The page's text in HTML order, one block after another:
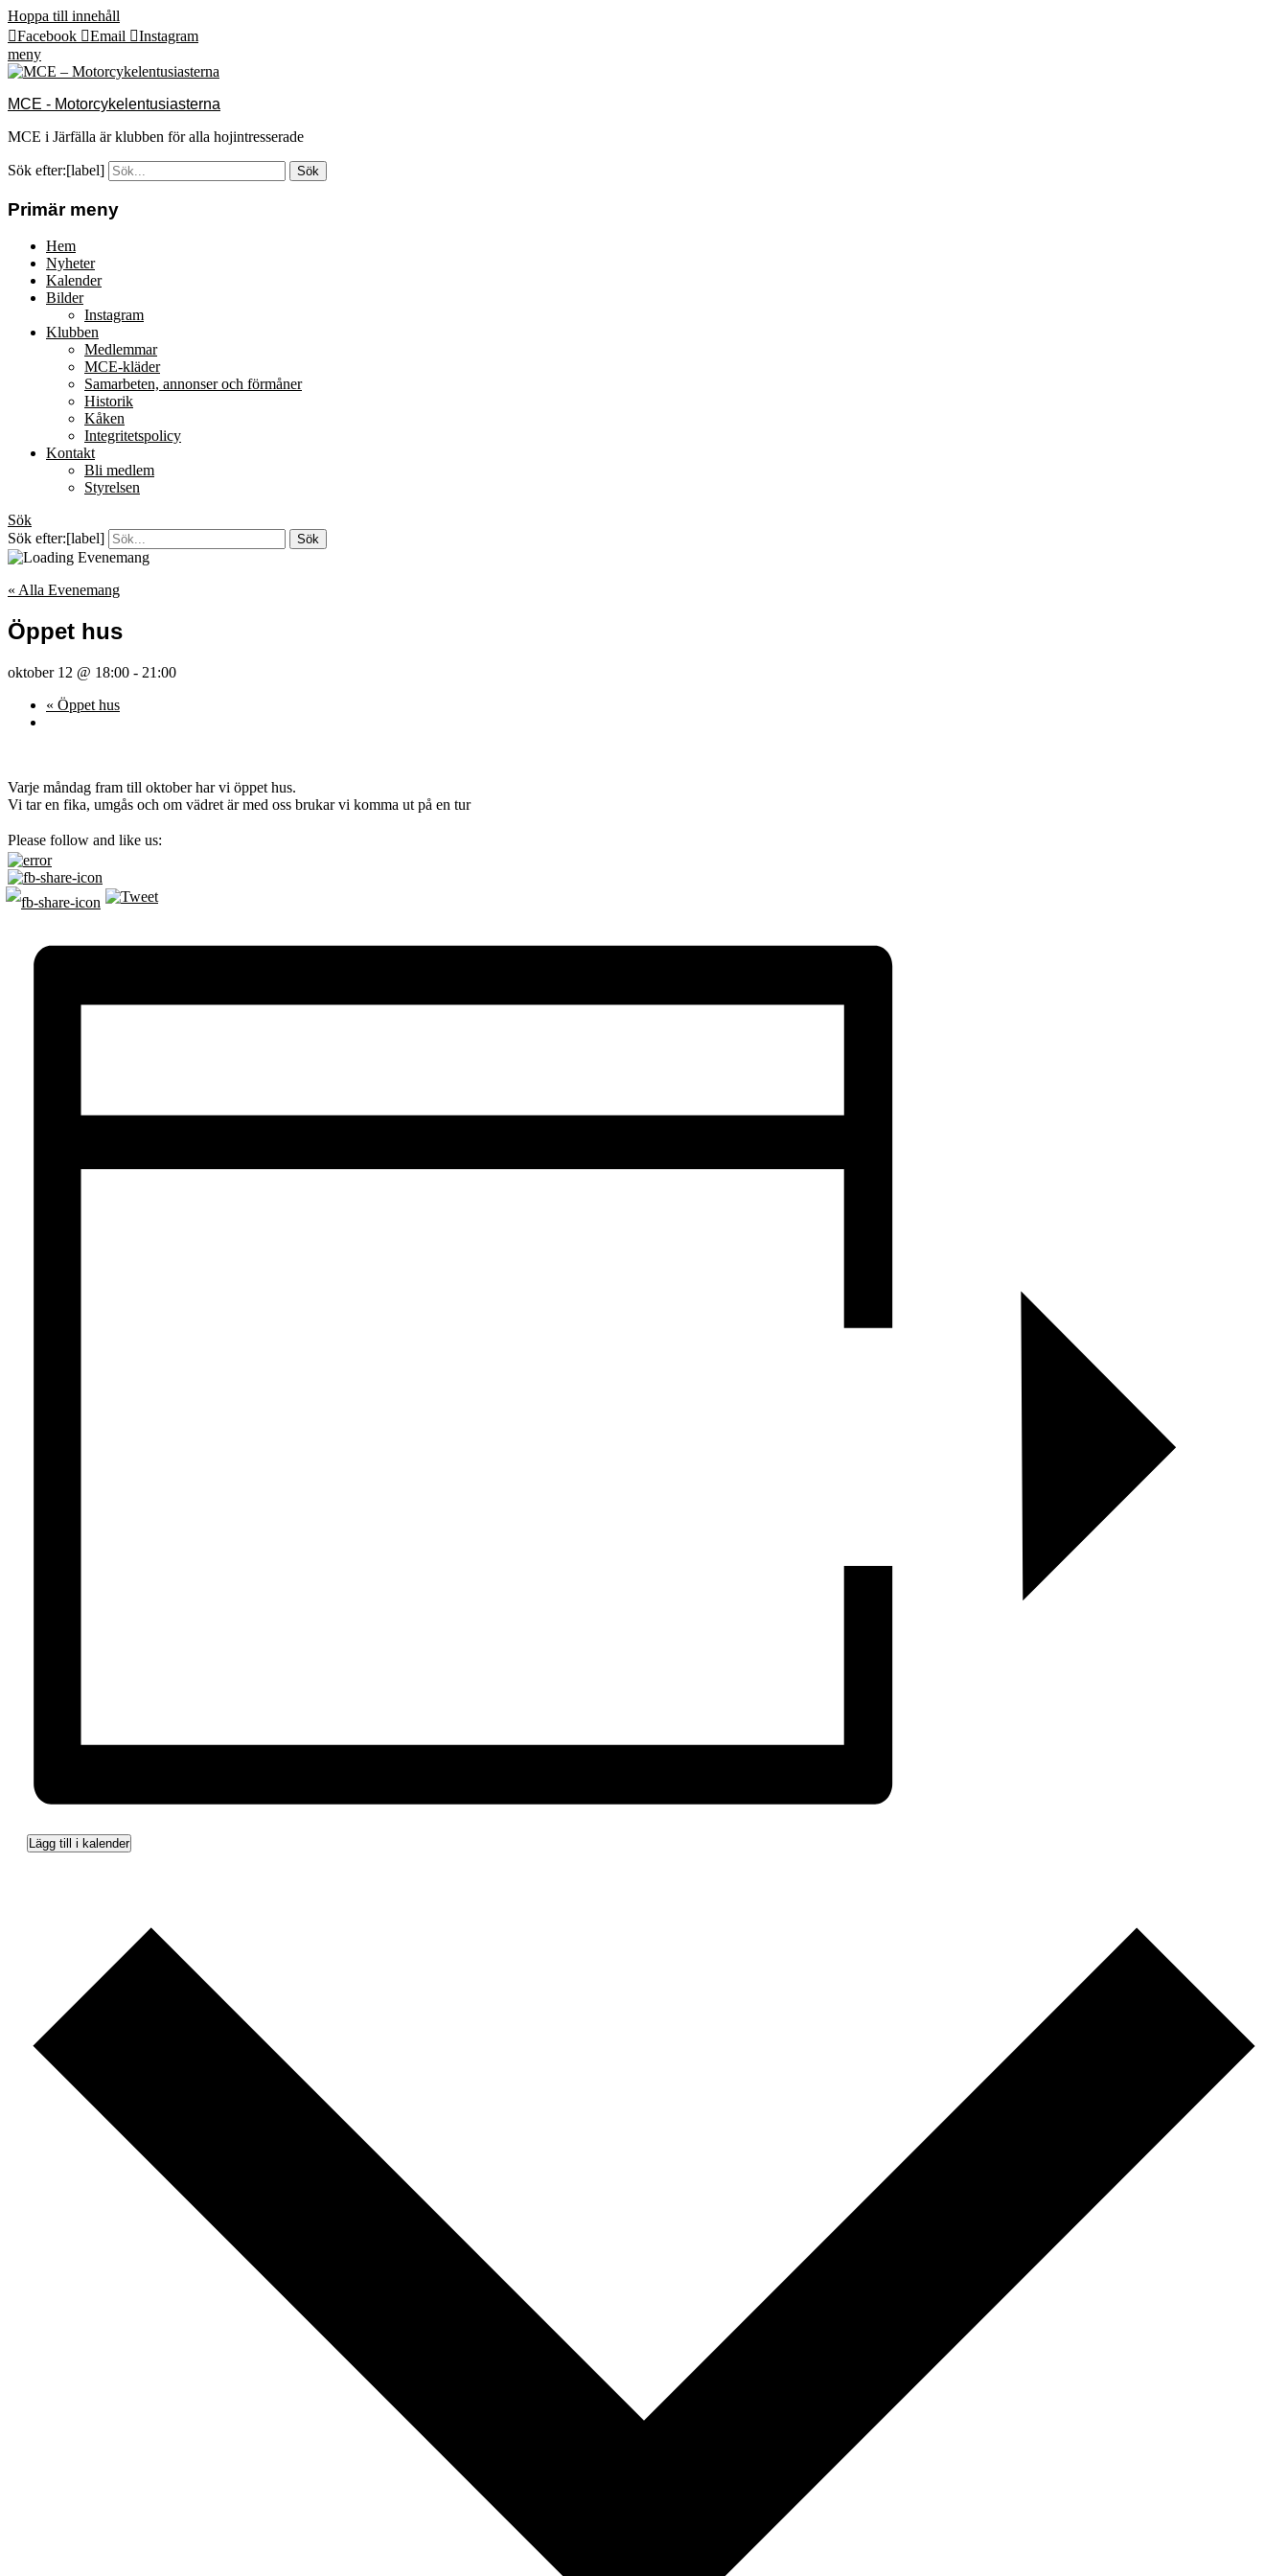
Hoppa till innehåll
Facebook
Email
Instagram
meny
MCE - Motorcykelentusiasterna
MCE i Järfälla är klubben för alla hojintresserade
Sök efter:[label]
Primär meny
Hem
Nyheter
Kalender
Bilder
Instagram
Klubben
Medlemmar
MCE-kläder
Samarbeten, annonser och förmåner
Historik
Kåken
Integritetspolicy
Kontakt
Bli medlem
Styrelsen
Sök
Sök efter:[label]
« Alla Evenemang
Öppet hus
oktober 12 @ 18:00 - 21:00
« Öppet hus
Varje måndag fram till oktober har vi öppet hus.
Vi tar en fika, umgås och om vädret är med oss brukar vi komma ut på en tur
Please follow and like us:
Lägg till i kalender